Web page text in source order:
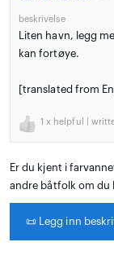
beskrivelse
Liten havn, legg
kan fortøye.
[translated from
1 x helpful |
Er du kjent i
andre båtfolk om du
📜 Legg inn